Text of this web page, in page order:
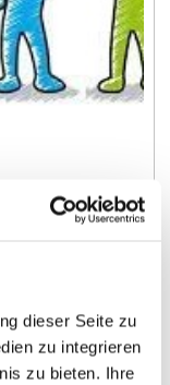
dieser Seite zu
zu integrieren
zu bieten. Ihre